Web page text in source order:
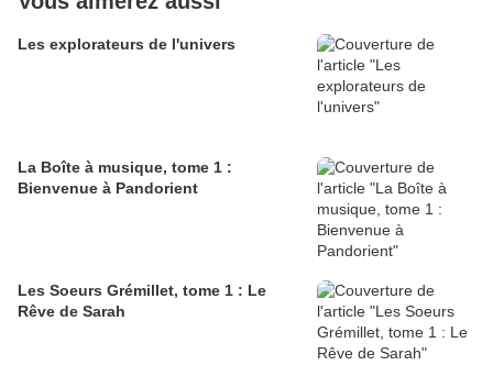
Les explorateurs de l'univers
La Boîte à musique, tome 1 :
Bienvenue à Pandorient
Les Soeurs Grémillet, tome 1 : Le
Rêve de Sarah